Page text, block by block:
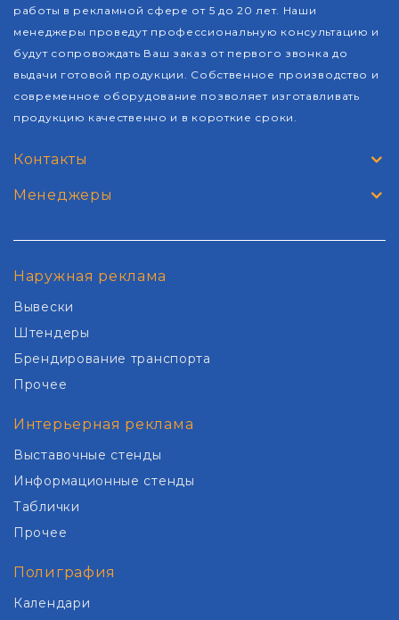
Наружная реклама
Вывески
Штендеры
Брендирование транспорта
Прочее
Интерьерная реклама
Выставочные стенды
Информационные стенды
Таблички
Прочее
Полиграфия
Календари
работы в рекламной сфере от 5 до 20 лет. Наши
менеджеры проведут профессиональную консультацию и
будут сопровождать Ваш заказ от первого звонка до
выдачи готовой продукции. Собственное производство и
современное оборудование позволяет изготавливать
продукцию качественно и в короткие сроки.
Контакты
Менеджеры